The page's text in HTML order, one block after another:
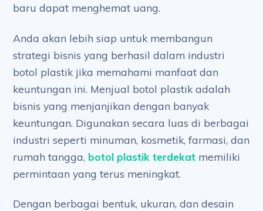
baru dapat menghemat uang.
Anda akan lebih siap untuk membangun
strategi bisnis yang berhasil dalam industri
botol plastik jika memahami manfaat dan
keuntungan ini. Menjual botol plastik adalah
bisnis yang menjanjikan dengan banyak
keuntungan. Digunakan secara luas di berbagai
industri seperti minuman, kosmetik, farmasi, dan
rumah tangga, botol plastik terdekat memiliki
permintaan yang terus meningkat.
Dengan berbagai bentuk, ukuran, dan desain